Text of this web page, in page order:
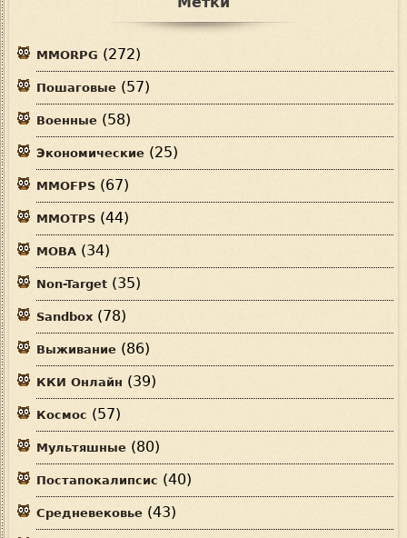
MMORPG (272)
Пошаговые (57)
Военные (58)
Экономические (25)
MMOFPS (67)
MMOTPS (44)
MOBA (34)
Non-Target (35)
Sandbox (78)
Выживание (86)
ККИ Онлайн (39)
Космос (57)
Мультяшные (80)
Постапокалипсис (40)
Средневековье (43)